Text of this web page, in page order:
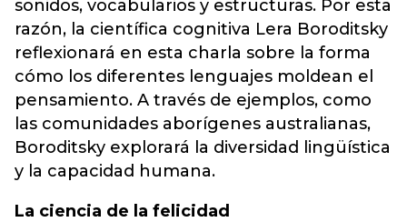
sonidos, vocabularios y estructuras. Por esta
razón, la científica cognitiva Lera Boroditsky
reflexionará en esta charla sobre la forma
cómo los diferentes lenguajes moldean el
pensamiento. A través de ejemplos, como
las comunidades aborígenes australianas,
Boroditsky explorará la diversidad lingüística
y la capacidad humana.
La ciencia de la felicidad